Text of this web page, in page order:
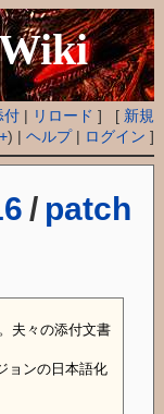
付 | リロード ] [ 新規
+) |ヘルプ| ログイン ]
/ patch